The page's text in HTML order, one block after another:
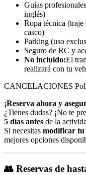
Guías
inglés)
Ropa técnica (traje
casco)
Parking (uso
Seguro de RC y
No incluido:El
realizará con tu
CANCELACIONES
¡Reserva ahora y
¿Tienes dudas? ¡No te
5 días antes de la
Si necesitas modificar tu
mejores opciones
👥 Reservas de